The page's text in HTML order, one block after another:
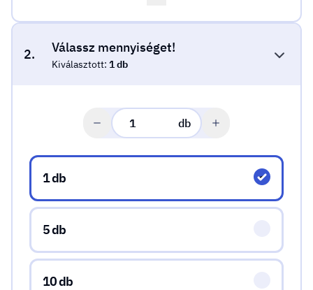
2. Válassz mennyiséget!
Kiválasztott: 1 db
db
Válassz mennyiséget!
1 db
5 db
10 db